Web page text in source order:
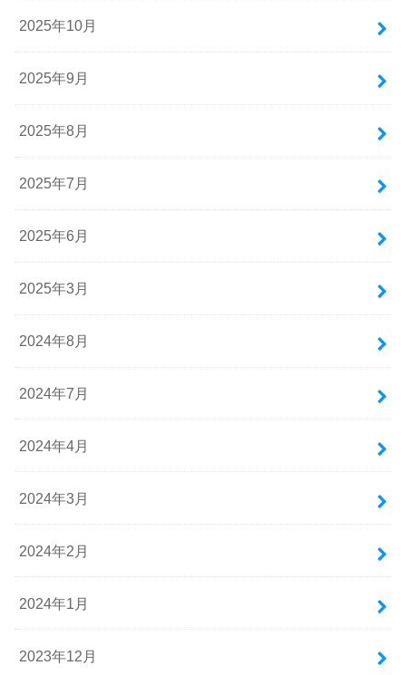
2025年10月
2025年9月
2025年8月
2025年7月
2025年6月
2025年3月
2024年8月
2024年7月
2024年4月
2024年3月
2024年2月
2024年1月
2023年12月